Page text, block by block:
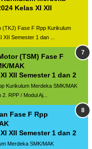
Kelas XI XII
(TKJ) Fase F Rpp Kurikulum
Semester 1 dan ...
(TSM) Fase F
MAK
XII Semester 1 dan 2
Kurikulum Merdeka SMK/MAK
RPP / Modul Aj...
Fase F Rpp
XII Semester 1 dan 2
Merdeka SMK/MAK